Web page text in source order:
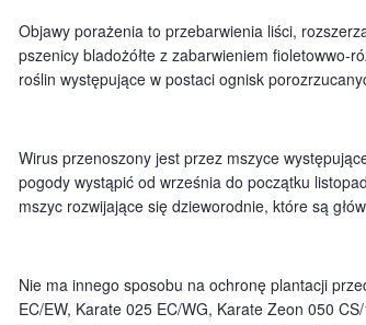
Objawy porażenia to przebarwienia liści,
pszenicy bladożółte z zabarwieniem fioletowwo-
roślin występujące w postaci ognisk
Wirus przenoszony jest przez mszyce
pogody wystąpić od września do początku
mszyc rozwijające się dzieworodnie, które są
Nie ma innego sposobu na ochronę plantacji
EC/EW, Karate 025 EC/WG, Karate Zeon 050